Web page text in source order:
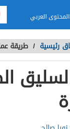
العربي
رئيسية / طريقة